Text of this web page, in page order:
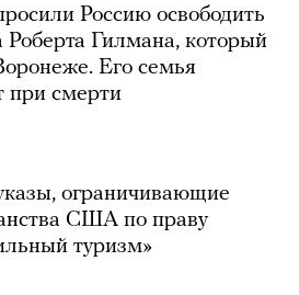
Россию освободить
Гилмана, который
Его семья
при смерти
ограничивающие
США по праву
туризм»